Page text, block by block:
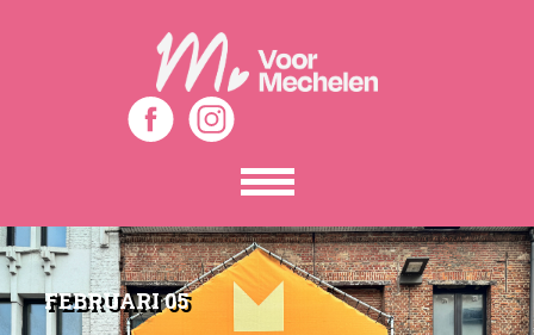
Toon
het
menu
FEBRUARI 05